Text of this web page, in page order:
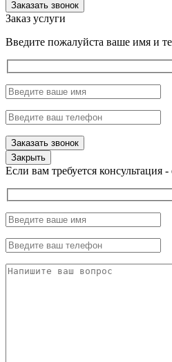
Заказ услуги
Введите пожалуйста ваше имя и
Закрыть
Если вам требуется консультация -